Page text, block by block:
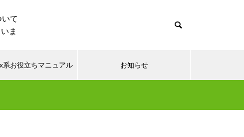
て
ま
系お役立ちマニュアル お知らせ